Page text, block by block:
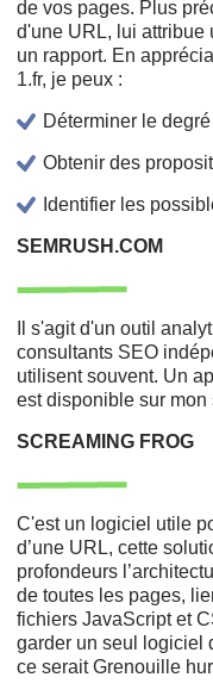
de vos pages. Plus
d'une URL, lui attribue
un rapport. En
1.fr, je peux :
Déterminer le
Obtenir des
Identifier les
SEMRUSH.COM
Il s'agit d'un outil
consultants SEO
utilisent souvent. Un
est disponible sur mon
SCREAMING FROG
C'est un logiciel utile
d’une URL, cette
profondeurs
de toutes les pages,
fichiers JavaScript et
garder un seul logiciel
ce serait Grenouille